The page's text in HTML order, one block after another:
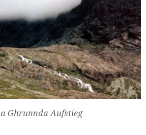
Ghrunnda Aufstieg